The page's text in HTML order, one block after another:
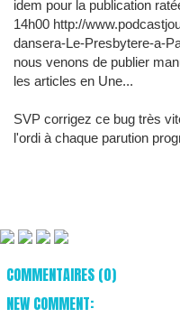
idem pour la publication
14h00 http://
dansera-Le-Presbytere-a-
nous venons de publier
les articles en Une...
SVP corrigez ce bug très
l'ordi à chaque parution
COMMENTAIRES (0)
NEW COMMENT: